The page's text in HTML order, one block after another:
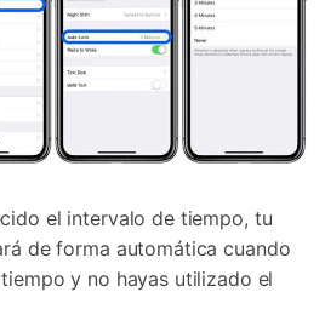
el intervalo de tiempo, tu
de forma automática cuando
y no hayas utilizado el